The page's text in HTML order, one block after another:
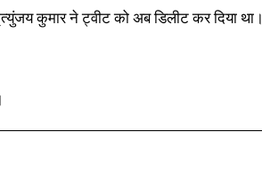
कुमार ने ट्वीट को अब डिलीट कर दिया था।